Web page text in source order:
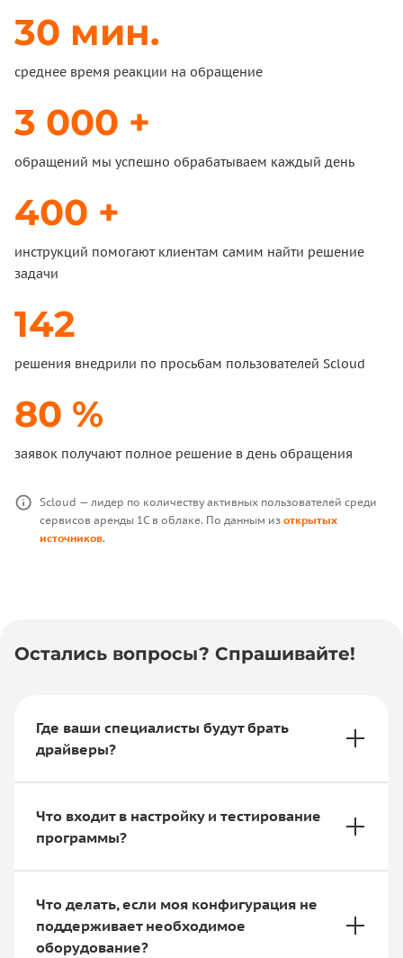
30 мин.
среднее время реакции на обращение
3 000 +
обращений мы успешно обрабатываем каждый день
400 +
инструкций помогают клиентам самим найти решение
задачи
142
решения внедрили по просьбам пользователей Scloud
80 %
заявок получают полное решение в день обращения
Scloud — лидер по количеству активных пользователей среди
сервисов аренды 1С в облаке. По данным из открытых
источников.
Остались вопросы? Спрашивайте!
Где ваши специалисты будут брать
драйверы?
Что входит в настройку и тестирование
программы?
Что делать, если моя конфигурация не
поддерживает необходимое
оборудование?